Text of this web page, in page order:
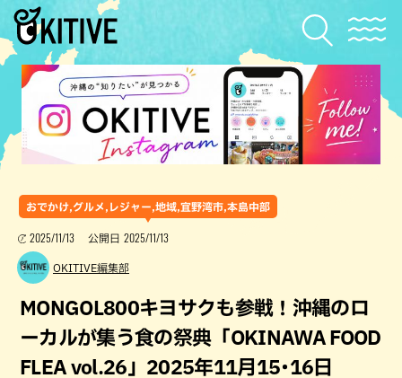
おでかけ,グルメ,レジャー,地域,宜野湾市,本島中部
2025/11/13 公開日 2025/11/13
OKITIVE編集部
MONGOL800キヨサクも参戦！沖縄のロ
ーカルが集う食の祭典「OKINAWA FOOD
FLEA vol.26」2025年11月15･16日